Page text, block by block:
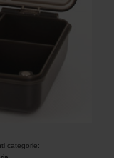
categorie: